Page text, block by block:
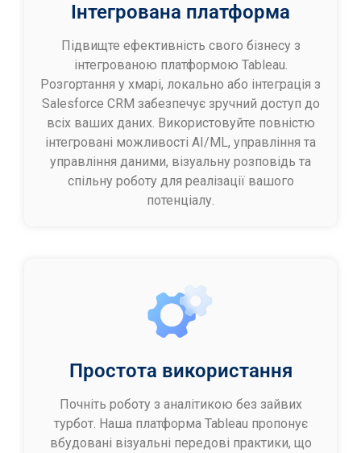
Інтегрована платформа
Підвищте ефективність свого бізнесу з
інтегрованою платформою Tableau.
Розгортання у хмарі, локально або інтеграція з
Salesforce CRM забезпечує зручний доступ до
всіх ваших даних. Використовуйте повністю
інтегровані можливості AI/ML, управління та
управління даними, візуальну розповідь та
спільну роботу для реалізації вашого
потенціалу.
Простота використання
Почніть роботу з аналітикою без зайвих
турбот. Наша платформа Tableau пропонує
вбудовані візуальні передові практики, що